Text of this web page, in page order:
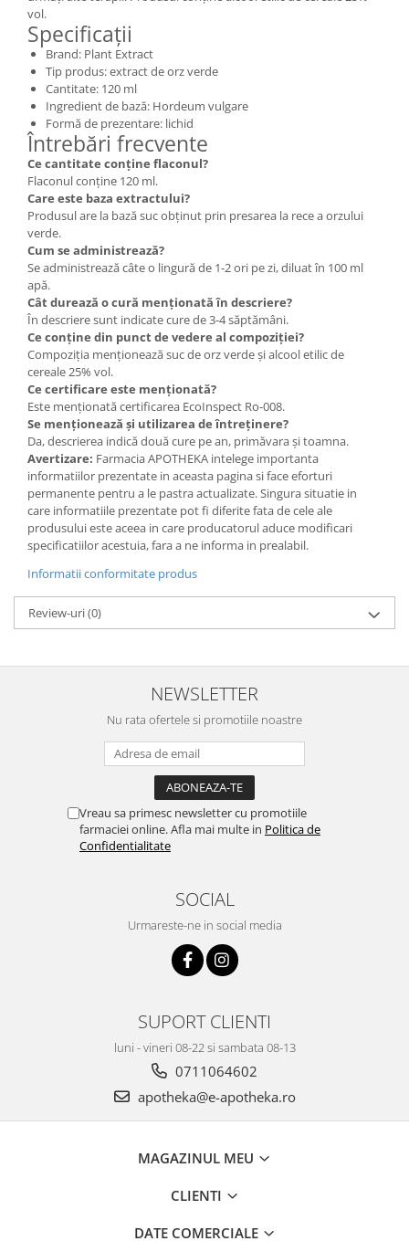
vol.
Specificații
Brand: Plant Extract
Tip produs: extract de orz verde
Cantitate: 120 ml
Ingredient de bază: Hordeum vulgare
Formă de prezentare: lichid
Întrebări frecvente
Ce cantitate conține flaconul?
Flaconul conține 120 ml.
Care este baza extractului?
Produsul are la bază suc obținut prin presarea la rece a orzului
verde.
Cum se administrează?
Se administrează câte o lingură de 1-2 ori pe zi, diluat în 100 ml
apă.
Cât durează o cură menționată în descriere?
În descriere sunt indicate cure de 3-4 săptămâni.
Ce conține din punct de vedere al compoziției?
Compoziția menționează suc de orz verde și alcool etilic de
cereale 25% vol.
Ce certificare este menționată?
Este menționată certificarea EcoInspect Ro-008.
Se menționează și utilizarea de întreținere?
Da, descrierea indică două cure pe an, primăvara și toamna.
Avertizare: Farmacia APOTHEKA intelege importanta
informatiilor prezentate in aceasta pagina si face eforturi
permanente pentru a le pastra actualizate. Singura situatie in
care informatiile prezentate pot fi diferite fata de cele ale
produsului este aceea in care producatorul aduce modificari
specificatiilor acestuia, fara a ne informa in prealabil.
Informatii conformitate produs
Review-uri(0)
NEWSLETTER
Nu rata ofertele si promotiile noastre
Vreau sa primesc newsletter cu promotiile
farmaciei online. Afla mai multe in Politica de
Confidentialitate
SOCIAL
Urmareste-ne in social media
SUPORT CLIENTI
luni - vineri 08-22 si sambata 08-13
0711064602
apotheka@e-apotheka.ro
MAGAZINUL MEU
CLIENTI
DATE COMERCIALE